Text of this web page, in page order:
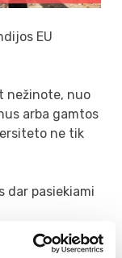
EU
nežinote, nuo
arba gamtos
ne tik
dar pasiekiami